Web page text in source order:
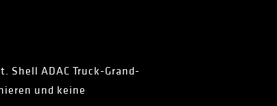
Shell ADAC Truck-Grand-
und keine